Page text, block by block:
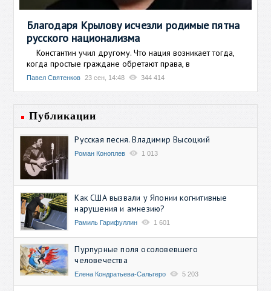
Благодаря Крылову исчезли родимые пятна
русского национализма
Константин учил другому. Что нация возникает тогда,
когда простые граждане обретают права, в
Павел Святенков 23 сен, 14:48 344 414
Публикации
Русская песня. Владимир Высоцкий
Роман Коноплев 1 013
Как США вызвали у Японии когнитивные
нарушения и амнезию?
Рамиль Гарифуллин 1 601
Пурпурные поля осоловевшего
человечества
Елена Кондратьева-Сальгеро 5 203